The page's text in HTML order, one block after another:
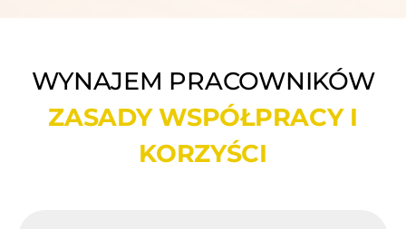
WYNAJEM PRACOWNIKÓW
ZASADY WSPÓŁPRACY I
KORZYŚCI